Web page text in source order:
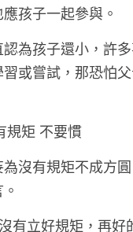
孩子一起參與。
為孩子還小，許
或嘗試，那恐怕
有規矩 不要慣
沒有規矩不成方
有立好規矩，再好